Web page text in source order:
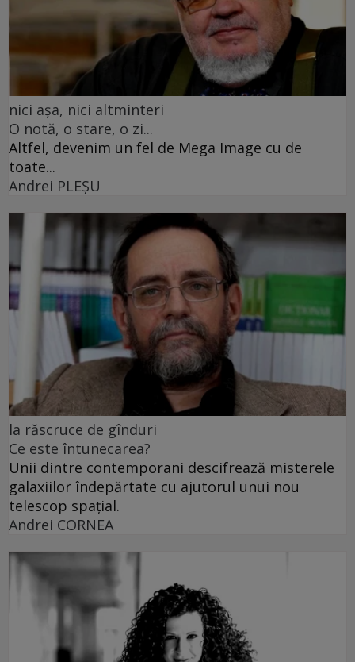
nici așa, nici altminteri
O notă, o stare, o zi...
Altfel, devenim un fel de Mega Image cu de
toate...
Andrei PLEŞU
la răscruce de gînduri
Ce este întunecarea?
Unii dintre contemporani descifrează misterele
galaxiilor îndepărtate cu ajutorul unui nou
telescop spațial.
Andrei CORNEA